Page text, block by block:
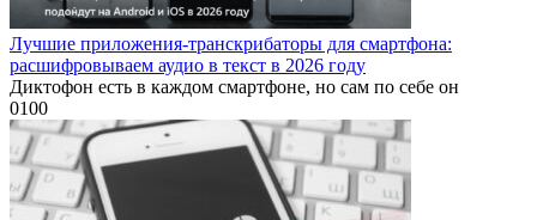
Лучшие приложения-транскрибаторы для смартфона:
расшифровываем аудио в текст в 2026 году
Диктофон есть в каждом смартфоне, но сам по себе он
0100